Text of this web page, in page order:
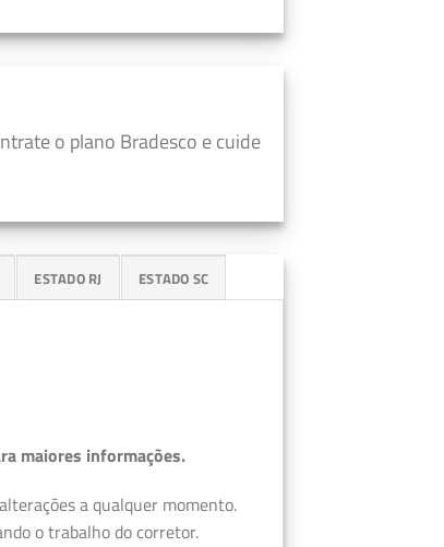
o plano Bradesco e cuide
ESTADO RJ ESTADO SC
maiores informações.
a qualquer momento.
o trabalho do corretor.